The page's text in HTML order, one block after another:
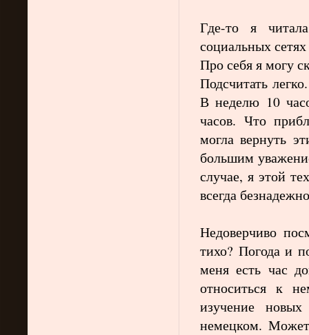
Где-то я
социальных
Про себя я могу
Подсчитать легко.
В неделю 10
часов. Что
могла вернуть
большим
случае, я этой
всегда
Недоверчиво
тихо? Погода и
меня есть час
относиться к
изучение
немецком.